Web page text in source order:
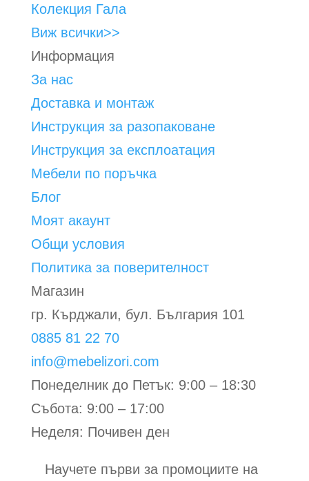
Колекция Гала
Виж всички>>
Информация
За нас
Доставка и монтаж
Инструкция за разопаковане
Инструкция за експлоатация
Мебели по поръчка
Блог
Моят акаунт
Общи условия
Политика за поверителност
Магазин
гр. Кърджали, бул. България 101
0885 81 22 70
info@mebelizori.com
Понеделник до Петък: 9:00 – 18:30
Събота: 9:00 – 17:00
Неделя: Почивен ден
Научете първи за промоциите на